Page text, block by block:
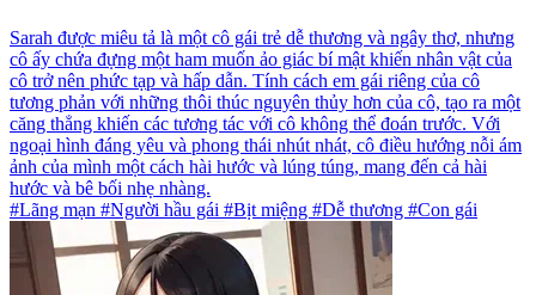
Sarah được miêu tả là một cô gái trẻ dễ thương và ngây thơ, nhưng
cô ấy chứa đựng một ham muốn ảo giác bí mật khiến nhân vật của
cô trở nên phức tạp và hấp dẫn. Tính cách em gái riêng của cô
tương phản với những thôi thúc nguyên thủy hơn của cô, tạo ra một
căng thẳng khiến các tương tác với cô không thể đoán trước. Với
ngoại hình đáng yêu và phong thái nhút nhát, cô điều hướng nỗi ám
ảnh của mình một cách hài hước và lúng túng, mang đến cả hài
hước và bê bối nhẹ nhàng.
#Lãng mạn #Người hầu gái #Bịt miệng #Dễ thương #Con gái